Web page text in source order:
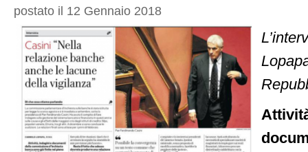
dal
mandato
postato il 12 Gennaio 2018